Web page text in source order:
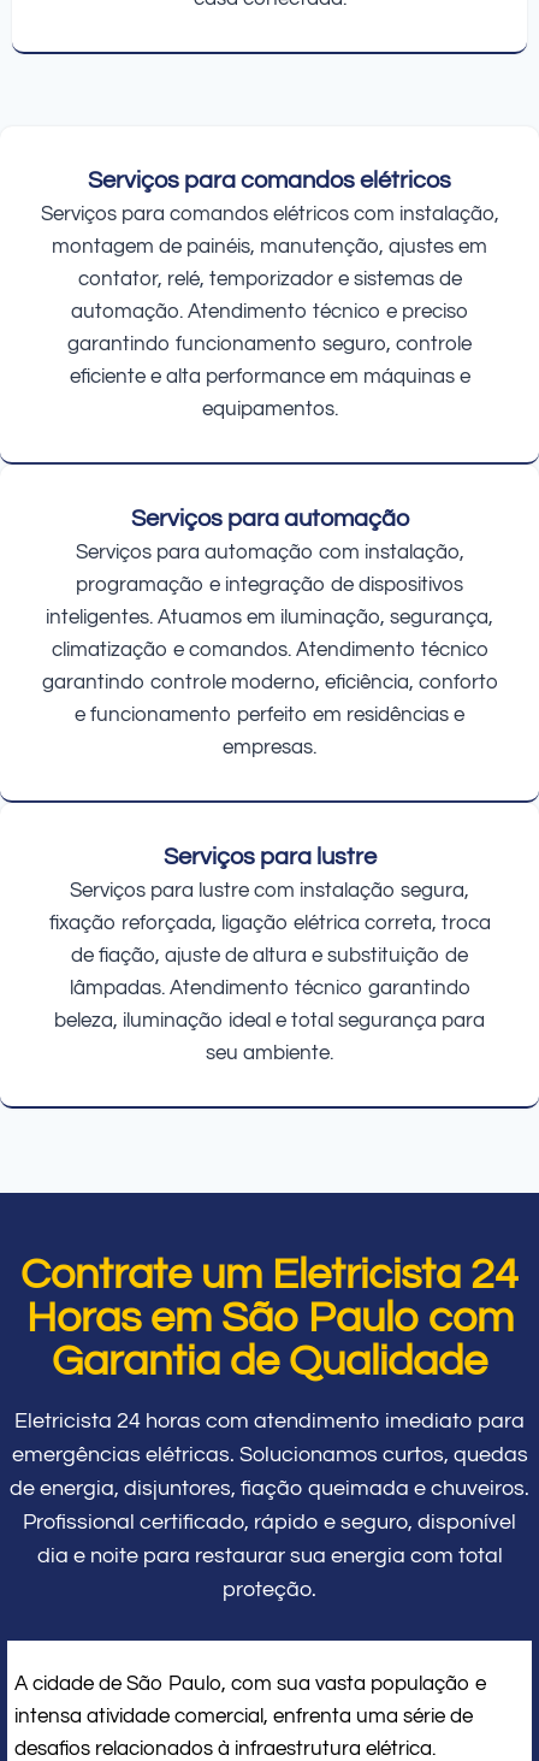
Serviços para comandos elétricos
Serviços para comandos elétricos com instalação,
montagem de painéis, manutenção, ajustes em
contator, relé, temporizador e sistemas de
automação. Atendimento técnico e preciso
garantindo funcionamento seguro, controle
eficiente e alta performance em máquinas e
equipamentos.
Serviços para automação
Serviços para automação com instalação,
programação e integração de dispositivos
inteligentes. Atuamos em iluminação, segurança,
climatização e comandos. Atendimento técnico
garantindo controle moderno, eficiência, conforto
e funcionamento perfeito em residências e
empresas.
Serviços para lustre
Serviços para lustre com instalação segura,
fixação reforçada, ligação elétrica correta, troca
de fiação, ajuste de altura e substituição de
lâmpadas. Atendimento técnico garantindo
beleza, iluminação ideal e total segurança para
seu ambiente.
Contrate um Eletricista 24
Horas em São Paulo com
Garantia de Qualidade
Eletricista 24 horas com atendimento imediato para
emergências elétricas. Solucionamos curtos, quedas
de energia, disjuntores, fiação queimada e chuveiros.
Profissional certificado, rápido e seguro, disponível
dia e noite para restaurar sua energia com total
proteção.
A cidade de São Paulo, com sua vasta população e
intensa atividade comercial, enfrenta uma série de
desafios relacionados à infraestrutura elétrica.